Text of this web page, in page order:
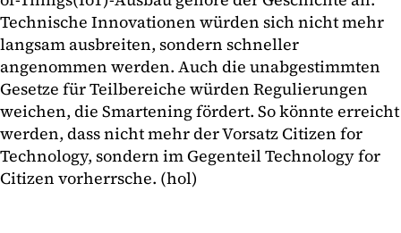
Technische Innovationen würden sich nicht mehr
langsam ausbreiten, sondern schneller
angenommen werden. Auch die unabgestimmten
Gesetze für Teilbereiche würden Regulierungen
weichen, die Smartening fördert. So könnte erreicht
werden, dass nicht mehr der Vorsatz Citizen for
Technology, sondern im Gegenteil Technology for
Citizen vorherrsche. (hol)